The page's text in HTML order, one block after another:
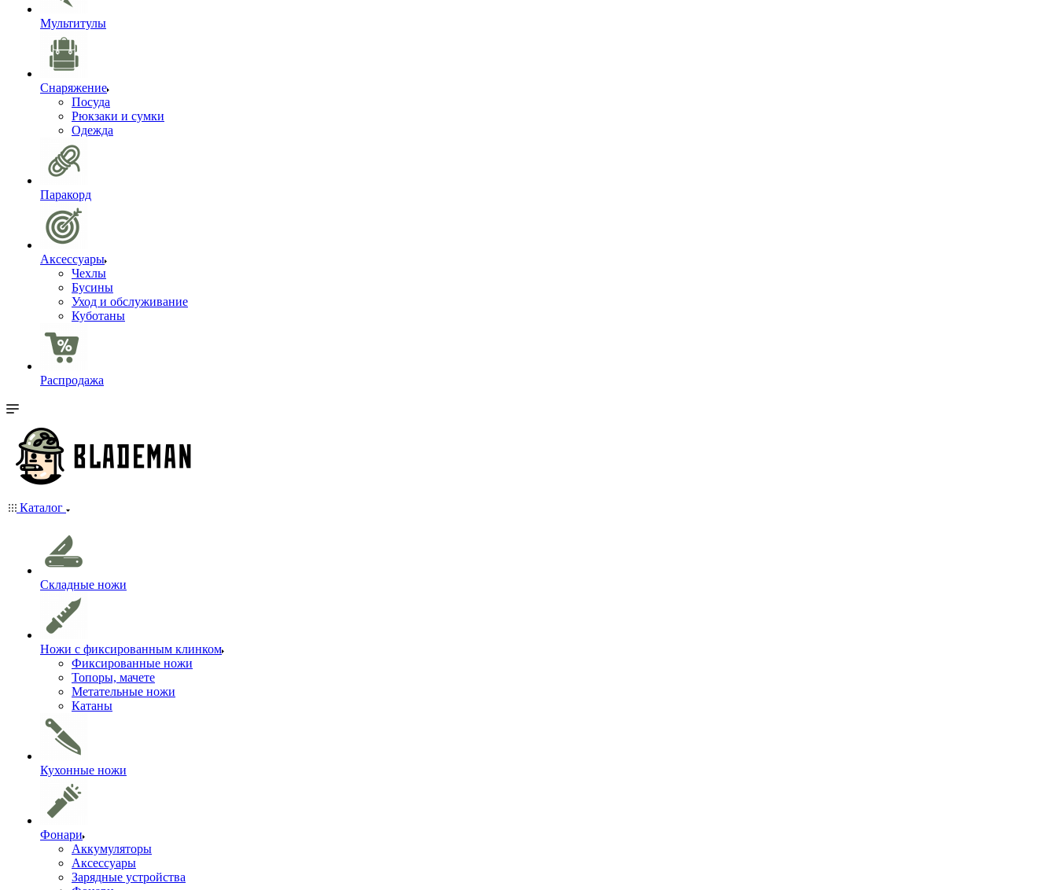
Мультитулы
Снаряжение
Посуда
Рюкзаки и сумки
Одежда
Паракорд
Аксессуары
Чехлы
Бусины
Уход и обслуживание
Куботаны
Распродажа
Каталог
Складные ножи
Ножи с фиксированным клинком
Фиксированные ножи
Топоры, мачете
Метательные ножи
Катаны
Кухонные ножи
Фонари
Аккумуляторы
Аксессуары
Зарядные устройства